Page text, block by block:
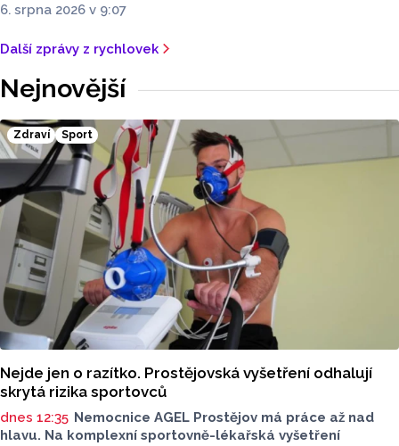
6. srpna 2026 v 9:07
Další zprávy z rychlovek
Nejnovější
Zdraví Sport
Nejde jen o razítko. Prostějovská vyšetření odhalují
skrytá rizika sportovců
dnes 12:35 Nemocnice AGEL Prostějov má práce až nad
hlavu. Na komplexní sportovně-lékařská vyšetření